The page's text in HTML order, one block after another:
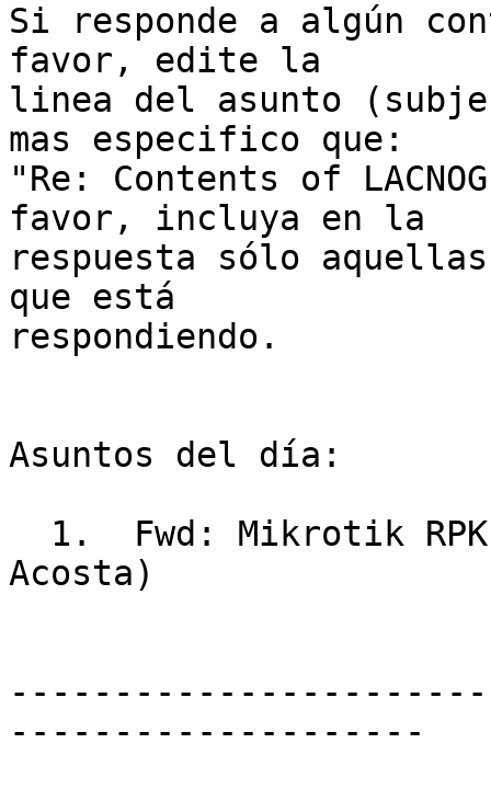
Si responde a algún
favor, edite la
linea del asunto
mas especifico que:
"Re: Contents of
favor, incluya en la
respuesta sólo
que está
respondiendo.
Asuntos del día:
1.  Fwd: Mikrotik
Acosta)
--------------------